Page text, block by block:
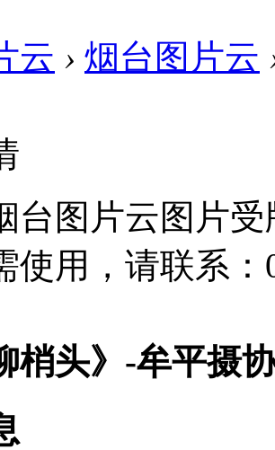
云 › 烟台图片云
台图片云图片
使用，请联系：
梢头》-牟平摄